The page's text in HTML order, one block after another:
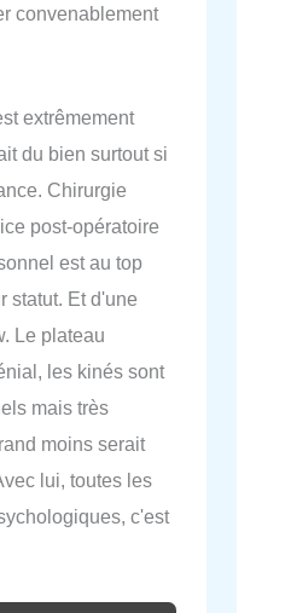
convenablement
extrêmement
du bien surtout si
Chirurgie
post-opératoire
est au top
statut. Et d'une
Le plateau
les kinés sont
mais très
moins serait
lui, toutes les
c'est